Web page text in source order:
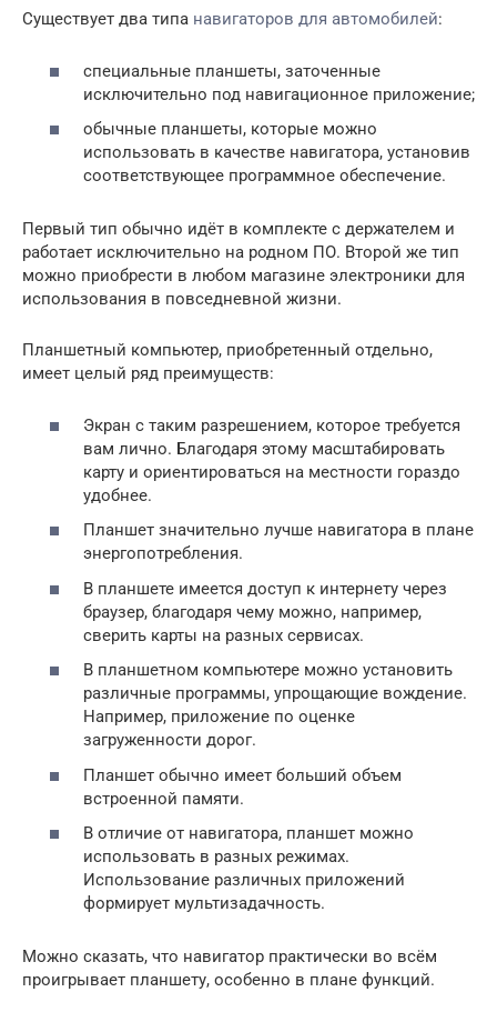
Существует два типа навигаторов для автомобилей:
специальные планшеты, заточенные
исключительно под навигационное приложение;
обычные планшеты, которые можно
использовать в качестве навигатора, установив
соответствующее программное обеспечение.
Первый тип обычно идёт в комплекте с держателем и
работает исключительно на родном ПО. Второй же тип
можно приобрести в любом магазине электроники для
использования в повседневной жизни.
Планшетный компьютер, приобретенный отдельно,
имеет целый ряд преимуществ:
Экран с таким разрешением, которое требуется
вам лично. Благодаря этому масштабировать
карту и ориентироваться на местности гораздо
удобнее.
Планшет значительно лучше навигатора в плане
энергопотребления.
​​​​​​В планшете имеется доступ к интернету через
браузер, благодаря чему можно, например,
сверить карты на разных сервисах.
В планшетном компьютере можно установить
различные программы, упрощающие вождение.
Например, приложение по оценке
загруженности дорог.
Планшет обычно имеет больший объем ​
встроенной памяти.
В отличие от навигатора, планшет можно
использовать в разных режимах.
Использование различных приложений
формирует мультизадачность.
Можно сказать, что навигатор практически во всём
проигрывает планшету, особенно в плане функций.